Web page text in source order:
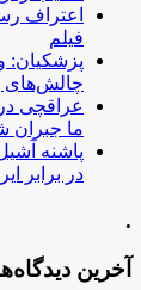
اعتراف
فیلم
پزشکیان:
عراقچی
ما جبران
پاشنه
در برابر
.
آخرین